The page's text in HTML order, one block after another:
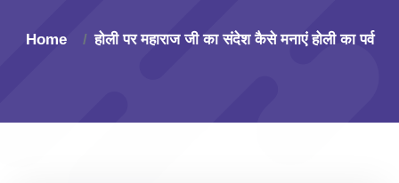
Home होली पर महाराज जी का संदेश कैसे मनाएं होली का पर्व